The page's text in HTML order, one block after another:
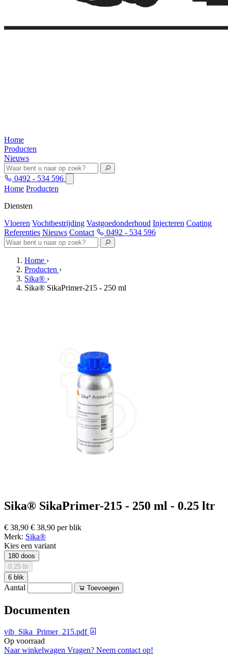
Home
Producten
Nieuws
0492 - 534 596
Home Producten
Diensten
Vloeren Vochtbestrijding Vastgoedonderhoud Injecteren Coating
Referenties Nieuws Contact 0492 - 534 596
Home ›
Producten ›
Sika® ›
Sika® SikaPrimer-215 - 250 ml
Sika® SikaPrimer-215 - 250 ml - 0.25 ltr
€ 38,90 € 38,90 per blik
Merk: Sika®
Kies een variant
180 doos
0.25 ltr
6 blik
Aantal Toevoegen
Documenten
vib_Sika_Primer_215.pdf
Op voorraad
Naar winkelwagen Vragen? Neem contact op!